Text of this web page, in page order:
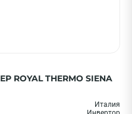
THERMO SIENA
Италия